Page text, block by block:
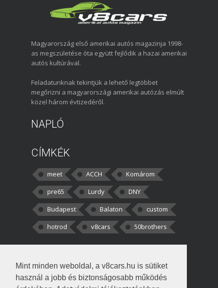
Mint minden weboldal, a v8cars.hu is sütiket
használ a jobb és biztonságosabb működés
Magyarország első amerikai autós magazinja 1998-
as megszületése óta együtt fejlődik a hazai amerikai
autós kultúrával.
Feladatunknak tekintjük a lehető legtöbbet
megőrizni a magyarországi amerikai autózás elmúlt
közel három évtizedéről.
NAPLÓ
CÍMKÉK
meet ACCH
Komárom
pre65
Lurdy
DNY
Budapest
Balaton
custom
hotrod
v8cars 50brothers
kortisz:Elszúrtam! Én csak két
darabbaal számoltam. Nem tudtam, hogy fél autót,